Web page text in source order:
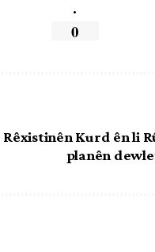
.
0
Rêxistinên Kurd ên li
planên